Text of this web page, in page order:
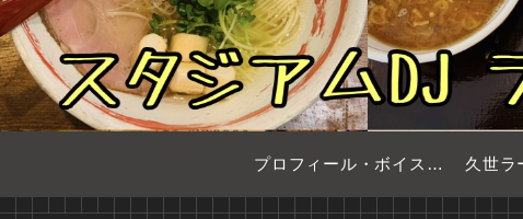
プロフィール・ボイスサンプル 久世ラ